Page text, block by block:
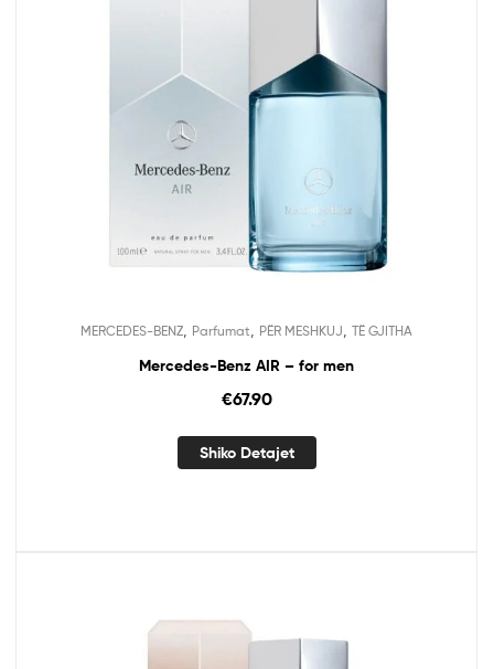
MERCEDES-BENZ Parfumat PËR MESHKUJ TË GJITHA
Mercedes-Benz AIR – for men
€67.90
Shiko Detajet